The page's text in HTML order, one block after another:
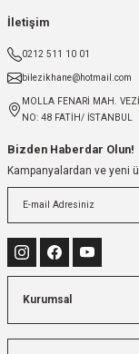
İletişim
0212 511 10 01
bilezikhane@hotmail.com
MOLLA FENARİ MAH.
NO: 48 FATİH/ İSTANBUL
Bizden Haberdar Olun!
Kampanyalardan ve yeni
Kurumsal